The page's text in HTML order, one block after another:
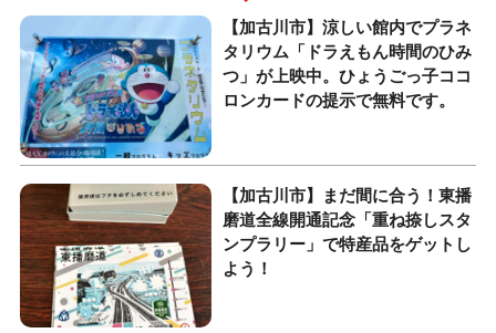
【加古川市】涼しい館内でプラネ
タリウム「ドラえもん時間のひみ
つ」が上映中。ひょうごっ子ココ
ロンカードの提示で無料です。
【加古川市】まだ間に合う！東播
磨道全線開通記念「重ね捺しスタ
ンプラリー」で特産品をゲットし
よう！